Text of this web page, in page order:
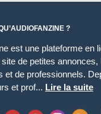
?
est une plateforme en
de petites
et de professionnels.
et prof... Lire la suite